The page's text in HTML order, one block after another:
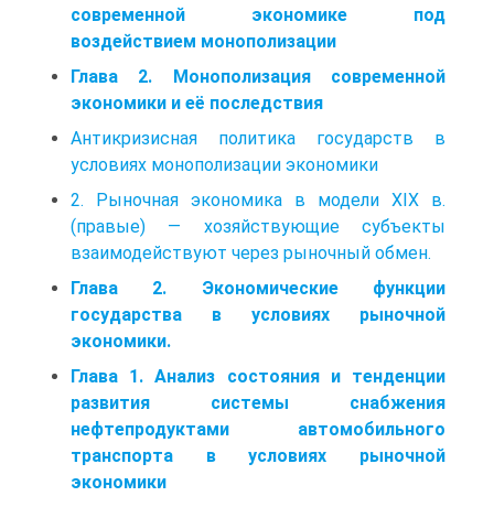
современной экономике под
воздействием монополизации
Глава 2. Монополизация современной
экономики и её последствия
Антикризисная политика государств в
условиях монополизации экономики
2. Рыночная экономика в модели XIX в.
(правые) — хозяйствующие субъекты
взаимодействуют через рыночный обмен.
Глава 2. Экономические функции
государства в условиях рыночной
экономики.
Глава 1. Анализ состояния и тенденции
развития системы снабжения
нефтепродуктами автомобильного
транспорта в условиях рыночной
экономики